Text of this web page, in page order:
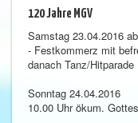
120 Jahre MGV
Samstag 23.04.2016
- Festkommerz mit
danach Tanz/Hitparade
Sonntag 24.04.2016
10.00 Uhr ökum.